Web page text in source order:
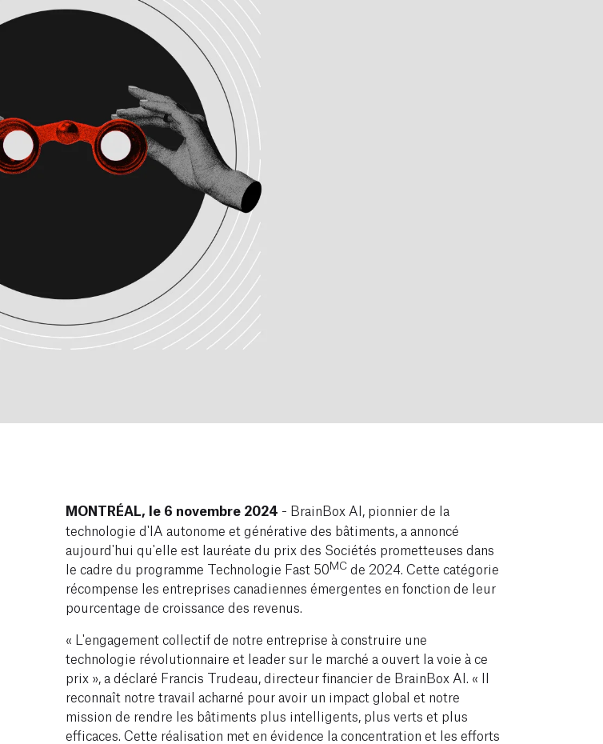
MONTRÉAL, le 6 novembre 2024 - BrainBox AI, pionnier de la
technologie d'IA autonome et générative des bâtiments, a annoncé
aujourd'hui qu'elle est lauréate du prix des Sociétés prometteuses dans
le cadre du programme Technologie Fast 50MCde 2024. Cette catégorie
récompense les entreprises canadiennes émergentes en fonction de leur
pourcentage de croissance des revenus.
« L'engagement collectif de notre entreprise à construire une
technologie révolutionnaire et leader sur le marché a ouvert la voie à ce
prix », a déclaré Francis Trudeau, directeur financier de BrainBox AI. « Il
reconnaît notre travail acharné pour avoir un impact global et notre
mission de rendre les bâtiments plus intelligents, plus verts et plus
efficaces. Cette réalisation met en évidence la concentration et les efforts